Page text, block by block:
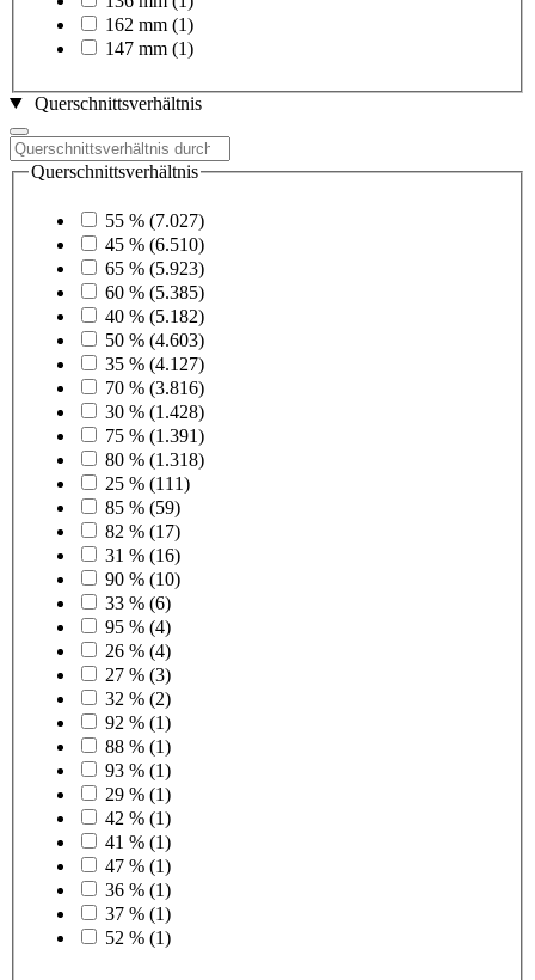
162 mm (1)
147 mm (1)
Querschnittsverhältnis
Querschnittsverhältnis
55 % (7.027)
45 % (6.510)
65 % (5.923)
60 % (5.385)
40 % (5.182)
50 % (4.603)
35 % (4.127)
70 % (3.816)
30 % (1.428)
75 % (1.391)
80 % (1.318)
25 % (111)
85 % (59)
82 % (17)
31 % (16)
90 % (10)
33 % (6)
95 % (4)
26 % (4)
27 % (3)
32 % (2)
92 % (1)
88 % (1)
93 % (1)
29 % (1)
42 % (1)
41 % (1)
47 % (1)
36 % (1)
37 % (1)
52 % (1)